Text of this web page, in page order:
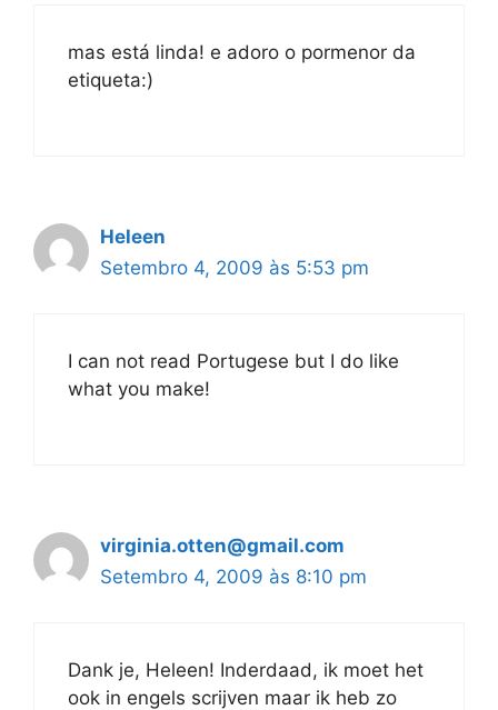
mas está linda! e adoro o pormenor da
etiqueta:)
Heleen
Setembro 4, 2009 às 5:53 pm
I can not read Portugese but I do like
what you make!
virginia.otten@gmail.com
Setembro 4, 2009 às 8:10 pm
Dank je, Heleen! Inderdaad, ik moet het
ook in engels scrijven maar ik heb zo